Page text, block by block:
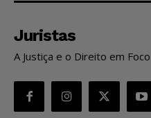
Juristas
A Justiça e o Direito em Foco